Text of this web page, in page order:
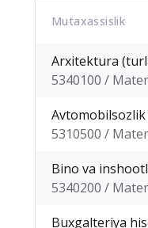
Mutaxassislik
Arxitektura
5340100 /
5310500 /
Bino va
5340200 /
Buxgalteriya